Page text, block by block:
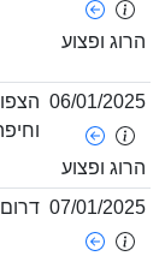
ופצוע
06/01/
ופצוע
הצפון
וחיפה
07/01/ דרום